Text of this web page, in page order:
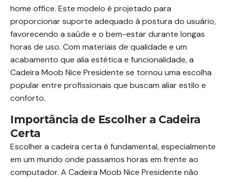
home office. Este modelo é projetado para
proporcionar suporte adequado à postura do usuário,
favorecendo a saúde e o bem-estar durante longas
horas de uso. Com materiais de qualidade e um
acabamento que alia estética e funcionalidade, a
Cadeira Moob Nice Presidente se tornou uma escolha
popular entre profissionais que buscam aliar estilo e
conforto.
Importância de Escolher a Cadeira
Certa
Escolher a cadeira certa é fundamental, especialmente
em um mundo onde passamos horas em frente ao
computador. A Cadeira Moob Nice Presidente não